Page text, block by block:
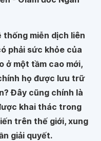
thống miễn dịch liên
phải sức khỏe của
ở một tầm cao mới,
họ được lưu trữ
Đây cũng chính là
khai thác trong
trên thế giới, xung
giải quyết.